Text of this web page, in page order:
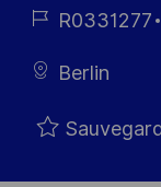
Référence
R0331277
Berlin